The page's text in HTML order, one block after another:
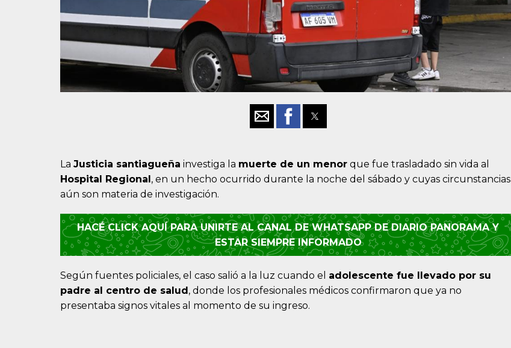
La Justicia santiagueña investiga la muerte de un menor que fue trasladado sin vida al
Hospital Regional , en un hecho ocurrido durante la noche del sábado y cuyas circunstancias
aún son materia de investigación.
HACÉ CLICK AQUÍ PARA UNIRTE AL CANAL DE WHATSAPP DE DIARIO PANORAMA Y
ESTAR SIEMPRE INFORMADO
Según fuentes policiales, el caso salió a la luz cuando el adolescente fue llevado por su
padre al centro de salud , donde los profesionales médicos confirmaron que ya no
presentaba signos vitales al momento de su ingreso.